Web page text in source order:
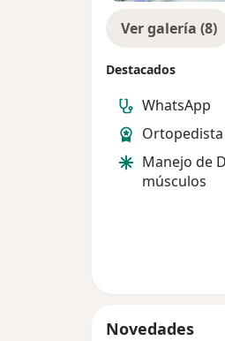
Ver galería (8)
Destacados
WhatsApp
Manejo de
músculos
Novedades